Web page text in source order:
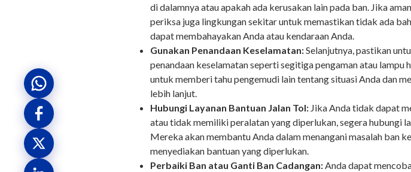
di dalamnya atau apakah ada kerusakan lain pada ban. Jika
periksa juga lingkungan sekitar untuk memastikan tidak ada
dapat membahayakan Anda atau kendaraan Anda.
Gunakan Penandaan Keselamatan:Selanjutnya, pastikan
penandaan keselamatan seperti segitiga pengaman atau lampu
untuk memberi tahu pengemudi lain tentang situasi Anda dan
lebih lanjut.
Hubungi Layanan Bantuan Jalan Tol: Jika Anda tidak dapat
atau tidak memiliki peralatan yang diperlukan, segera hubungi
Mereka akan membantu Anda dalam menangani masalah ban
menyediakan bantuan yang diperlukan.
Perbaiki Ban atau Ganti Ban Cadangan:Anda dapat